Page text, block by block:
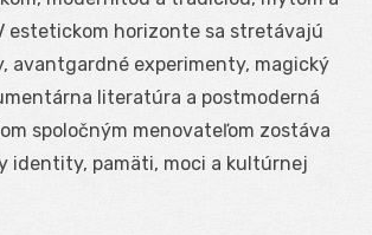
estetickom horizonte sa stretávajú
avantgardné experimenty, magický
literatúra a postmoderná
spoločným menovateľom zostáva
identity, pamäti, moci a kultúrnej